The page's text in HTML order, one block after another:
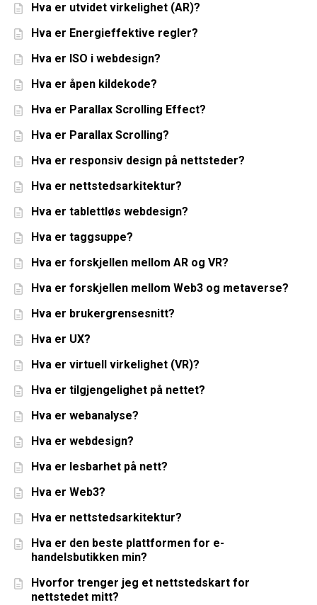
Hva er utvidet virkelighet (AR)?
Hva er Energieffektive regler?
Hva er ISO i webdesign?
Hva er åpen kildekode?
Hva er Parallax Scrolling Effect?
Hva er Parallax Scrolling?
Hva er responsiv design på nettsteder?
Hva er nettstedsarkitektur?
Hva er tablettløs webdesign?
Hva er taggsuppe?
Hva er forskjellen mellom AR og VR?
Hva er forskjellen mellom Web3 og metaverse?
Hva er brukergrensesnitt?
Hva er UX?
Hva er virtuell virkelighet (VR)?
Hva er tilgjengelighet på nettet?
Hva er webanalyse?
Hva er webdesign?
Hva er lesbarhet på nett?
Hva er Web3?
Hva er nettstedsarkitektur?
Hva er den beste plattformen for e-
handelsbutikken min?
Hvorfor trenger jeg et nettstedskart for
nettstedet mitt?